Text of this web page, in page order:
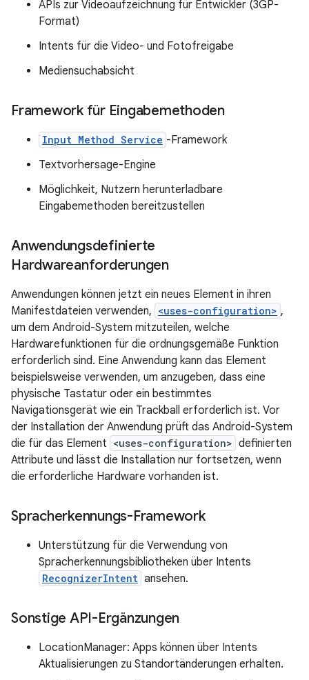
APIs zur Videoaufzeichnung für Entwickler (3GP-
Format)
Intents für die Video- und Fotofreigabe
Mediensuchabsicht
Framework für Eingabemethoden
Input Method Service -Framework
Textvorhersage-Engine
Möglichkeit, Nutzern herunterladbare
Eingabemethoden bereitzustellen
Anwendungsdefinierte
Hardwareanforderungen
Anwendungen können jetzt ein neues Element in ihren
Manifestdateien verwenden, <uses-configuration> ,
um dem Android-System mitzuteilen, welche
Hardwarefunktionen für die ordnungsgemäße Funktion
erforderlich sind. Eine Anwendung kann das Element
beispielsweise verwenden, um anzugeben, dass eine
physische Tastatur oder ein bestimmtes
Navigationsgerät wie ein Trackball erforderlich ist. Vor
der Installation der Anwendung prüft das Android-System
die für das Element <uses-configuration> definierten
Attribute und lässt die Installation nur fortsetzen, wenn
die erforderliche Hardware vorhanden ist.
Spracherkennungs-Framework
Unterstützung für die Verwendung von
Spracherkennungsbibliotheken über Intents
RecognizerIntent ansehen.
Sonstige API-Ergänzungen
LocationManager: Apps können über Intents
Aktualisierungen zu Standortänderungen erhalten.